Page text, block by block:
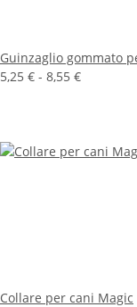
Guinzaglio gommato
5,25 € - 8,55 €
Collare per cani Magic